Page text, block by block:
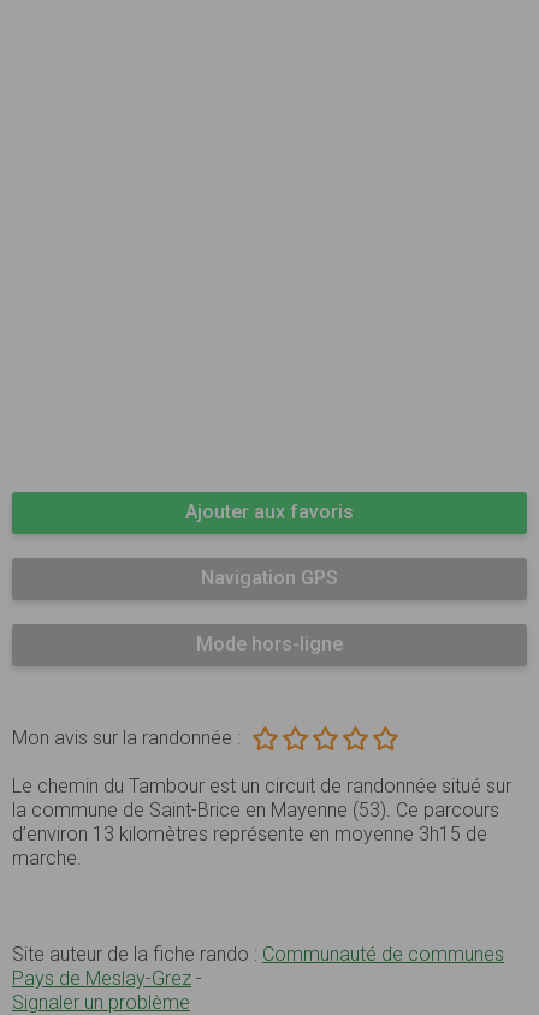
Ajouter aux favoris
Navigation GPS
Mode hors-ligne
Mon avis sur la randonnée :
Le chemin du Tambour est un circuit de randonnée situé sur
la commune de Saint-Brice en Mayenne (53). Ce parcours
d’environ 13 kilomètres représente en moyenne 3h15 de
marche.
Site auteur de la fiche rando : Communauté de communes
Pays de Meslay-Grez -
Signaler un problème